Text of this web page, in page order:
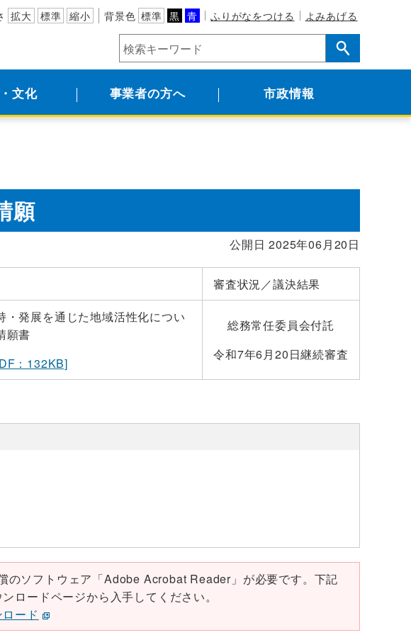
拡大 標準 縮小 背景色 標準 黒 青 ふりがなをつける よみあげる
文化 事業者の方へ 市政情報
願
公開日 2025年06月20日
審査状況／議決結果
・発展を通じた地域活性化につい
願書
：132KB]
総務常任委員会付託
令和7年6月20日継続審査
のソフトウェア「Adobe Acrobat Reader」が必要です。下記
ロードページから入手してください。
ード